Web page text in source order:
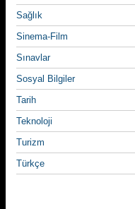
Sağlık
Sinema-Film
Sınavlar
Sosyal Bilgiler
Tarih
Teknoloji
Turizm
Türkçe